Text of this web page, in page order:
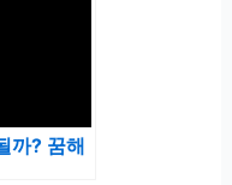
까? 꿈해